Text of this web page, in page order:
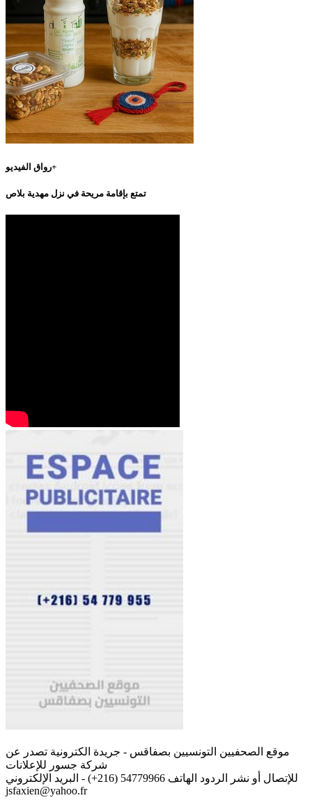
رواق الفيديو+
تمتع بإقامة مريحة في نزل مهدية بلاص
موقع الصحفيين التونسيين بصفاقس - جريدة الكترونية تصدر عن
شركة جسور للإعلانات
للإتصال أو نشر الردود الهاتف 54779966 (216+) - البريد الإلكتروني
jsfaxien@yahoo.fr